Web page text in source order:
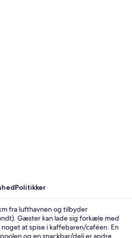
Politikker
fra lufthavnen og tilbyder
Gæster kan lade sig forkæle med
at spise i kaffebaren/caféen. En
og en snackbar/deli er andre